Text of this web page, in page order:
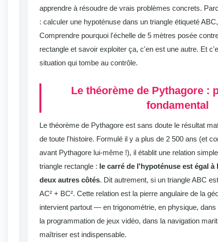
apprendre à résoudre de vrais problèmes concrets.
: calculer une hypoténuse dans un triangle étiqueté
Comprendre pourquoi l'échelle de 5 mètres posée
rectangle et savoir exploiter ça, c'en est une autre. Et
situation qui tombe au contrôle.
Le théorème de Pythagore :
fondamental
Le théorème de Pythagore est sans doute le résultat
de toute l'histoire. Formulé il y a plus de 2 500 ans (et
avant Pythagore lui-même !), il établit une relation
triangle rectangle : le carré de l'hypoténuse est égal à
deux autres côtés. Dit autrement, si un triangle ABC
AC² + BC². Cette relation est la pierre angulaire de la
intervient partout — en trigonométrie, en physique,
la programmation de jeux vidéo, dans la navigation
maîtriser est indispensable.